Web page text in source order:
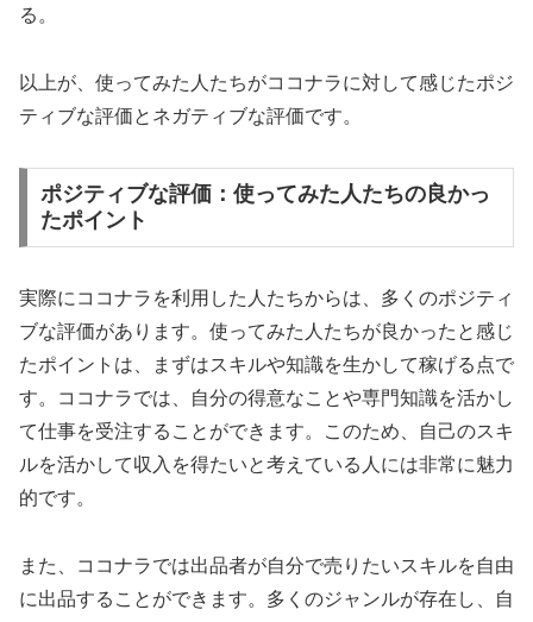
る。
以上が、使ってみた人たちがココナラに対して感じたポジ
ティブな評価とネガティブな評価です。
ポジティブな評価：使ってみた人たちの良かっ
たポイント
実際にココナラを利用した人たちからは、多くのポジティ
ブな評価があります。使ってみた人たちが良かったと感じ
たポイントは、まずはスキルや知識を生かして稼げる点で
す。ココナラでは、自分の得意なことや専門知識を活かし
て仕事を受注することができます。このため、自己のスキ
ルを活かして収入を得たいと考えている人には非常に魅力
的です。
また、ココナラでは出品者が自分で売りたいスキルを自由
に出品することができます。多くのジャンルが存在し、自